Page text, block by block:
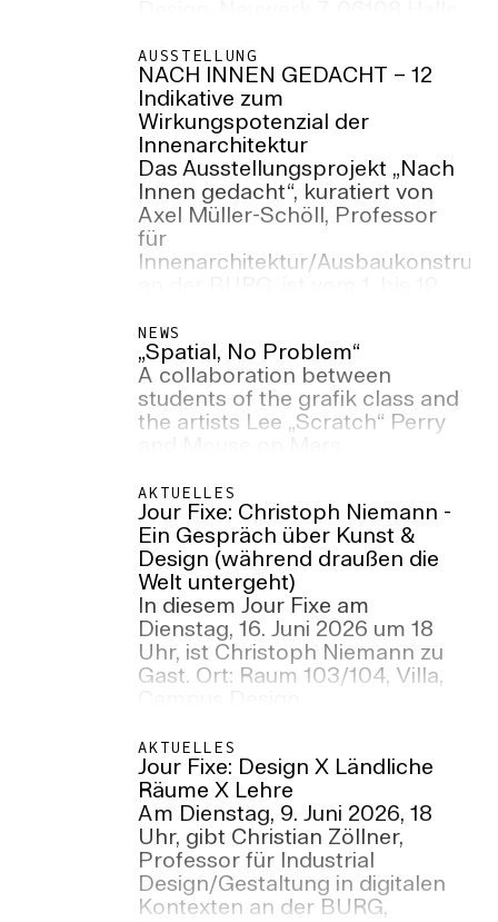
AUSSTELLUNG
NACH INNEN GEDACHT – 12
Indikative zum
Wirkungspotenzial der
Innenarchitektur
Das Ausstellungsprojekt „Nach
Innen gedacht“, kuratiert von
Axel Müller-Schöll, Professor
für
Innenarchitektur/
des Landes Sachsen-Anhalt zu
sehen. Die Ausstellung wird am
Dienstag, 30. Juni 2026 eröffnet.
NEWS
„Spatial, No Problem“
A collaboration between
students of the grafik class and
the artists Lee „Scratch“ Perry
AKTUELLES
Jour Fixe: Christoph Niemann -
Ein Gespräch über Kunst &
Design (während draußen die
Welt untergeht)
In diesem Jour Fixe am
Dienstag, 16. Juni 2026 um 18
Uhr, ist Christoph Niemann zu
Gast. Ort: Raum 103/104, Villa,
AKTUELLES
Jour Fixe: Design X Ländliche
Räume X Lehre
Am Dienstag, 9. Juni 2026, 18
Uhr, gibt Christian Zöllner,
Professor für Industrial
Design/Gestaltung in digitalen
Kontexten an der BURG,